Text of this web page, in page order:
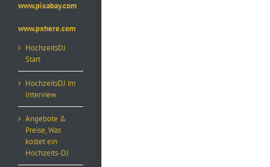
www.pixabay.com
www.pxhere.com
HochzeitsDJ
Start
HochzeitsDJ im
Interview
Angebote &
Preise, Was
kostet ein
Hochzeits-DJ